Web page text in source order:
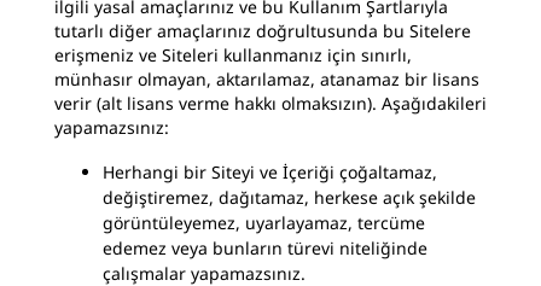
ilgili yasal amaçlarınız ve bu Kullanım Şartlarıyla
tutarlı diğer amaçlarınız doğrultusunda bu Sitelere
erişmeniz ve Siteleri kullanmanız için sınırlı,
münhasır olmayan, aktarılamaz, atanamaz bir lisans
verir (alt lisans verme hakkı olmaksızın). Aşağıdakileri
yapamazsınız:
Herhangi bir Siteyi ve İçeriği çoğaltamaz,
değiştiremez, dağıtamaz, herkese açık şekilde
görüntüleyemez, uyarlayamaz, tercüme
edemez veya bunların türevi niteliğinde
çalışmalar yapamazsınız.